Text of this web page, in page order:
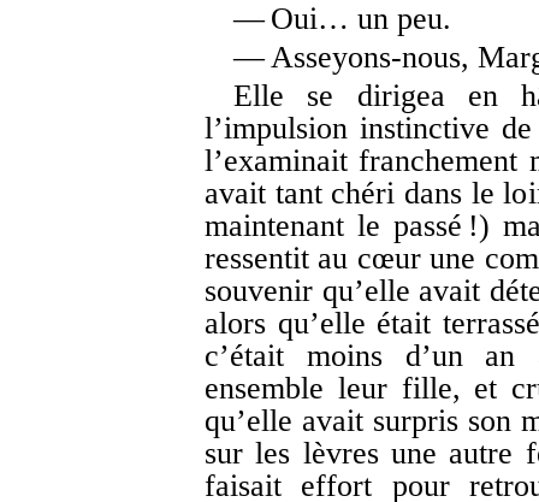
— Oui… un peu.
— Asseyons-nous,
Elle se dirigea en
l’impulsion instinctive
l’examinait franchement
avait tant chéri dans le
maintenant le passé !)
ressentit au cœur une
souvenir qu’elle avait
alors qu’elle était
c’était moins d’un
ensemble leur fille, et
qu’elle avait surpris son
sur les lèvres une
faisait effort pour